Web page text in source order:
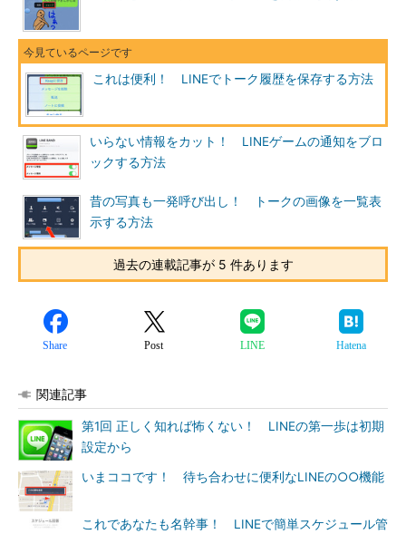
これは便利！ LINEでトーク履歴を保存する方法
いらない情報をカット！ LINEゲームの通知をブロ
ックする方法
昔の写真も一発呼び出し！ トークの画像を一覧表
示する方法
過去の連載記事が 5 件あります
Share Post LINE Hatena
関連記事
第1回 正しく知れば怖くない！ LINEの第一歩は初期
設定から
いまココです！ 待ち合わせに便利なLINEの○○機能
これであなたも名幹事！ LINEで簡単スケジュール管